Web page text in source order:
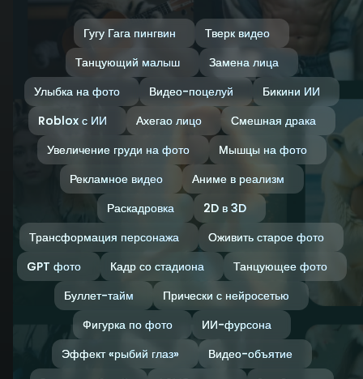
Гугу Гага пингвин
Тверк видео
Танцующий малыш
Замена лица
Улыбка на фото
Видео-поцелуй
Бикини ИИ
Roblox с ИИ
Ахегао лицо
Смешная драка
Увеличение груди на фото
Мышцы на фото
Рекламное видео
Аниме в реализм
Раскадровка
2D в 3D
Трансформация персонажа
Оживить старое фото
GPT фото
Кадр со стадиона
Танцующее фото
Буллет-тайм
Прически с нейросетью
Фигурка по фото
ИИ-фурсона
Эффект «рыбий глаз»
Видео-объятие